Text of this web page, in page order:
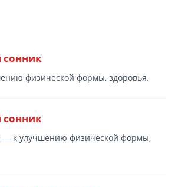
сонник
физической формы, здоровья.
сонник
— к улучшению физической формы,